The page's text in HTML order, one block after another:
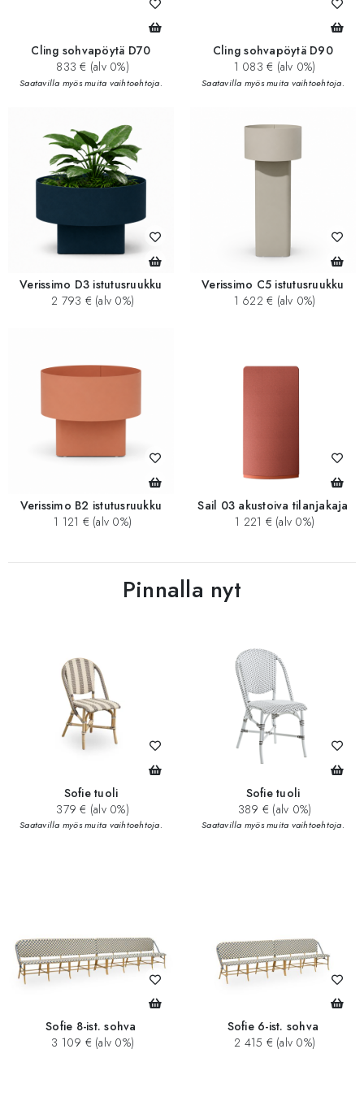
Cling sohvapöytä D70
833 € (alv 0%)
Saatavilla myös muita vaihtoehtoja.
Cling sohvapöytä D90
1 083 € (alv 0%)
Saatavilla myös muita vaihtoehtoja.
Verissimo D3 istutusruukku
2 793 € (alv 0%)
Verissimo C5 istutusruukku
1 622 € (alv 0%)
Verissimo B2 istutusruukku
1 121 € (alv 0%)
Sail 03 akustoiva tilanjakaja
1 221 € (alv 0%)
Pinnalla nyt
Sofie tuoli
379 € (alv 0%)
Saatavilla myös muita vaihtoehtoja.
Sofie tuoli
389 € (alv 0%)
Saatavilla myös muita vaihtoehtoja.
Sofie 8-ist. sohva
3 109 € (alv 0%)
Sofie 6-ist. sohva
2 415 € (alv 0%)